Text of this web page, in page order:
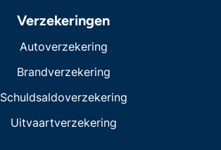
Verzekeringen
Autoverzekering
Brandverzekering
Schuldsaldoverzekering
Uitvaartverzekering